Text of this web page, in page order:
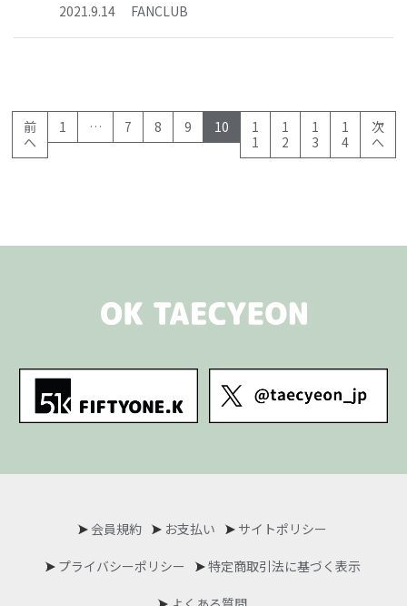
2021 .9.14 FANCLUB
前
へ
1 … 7 8 9 10(current)
1
1
1
2
1
3
1
4
次
へ
会員規約 お支払い サイトポリシー
プライバシーポリシー 特定商取引法に基づく表示